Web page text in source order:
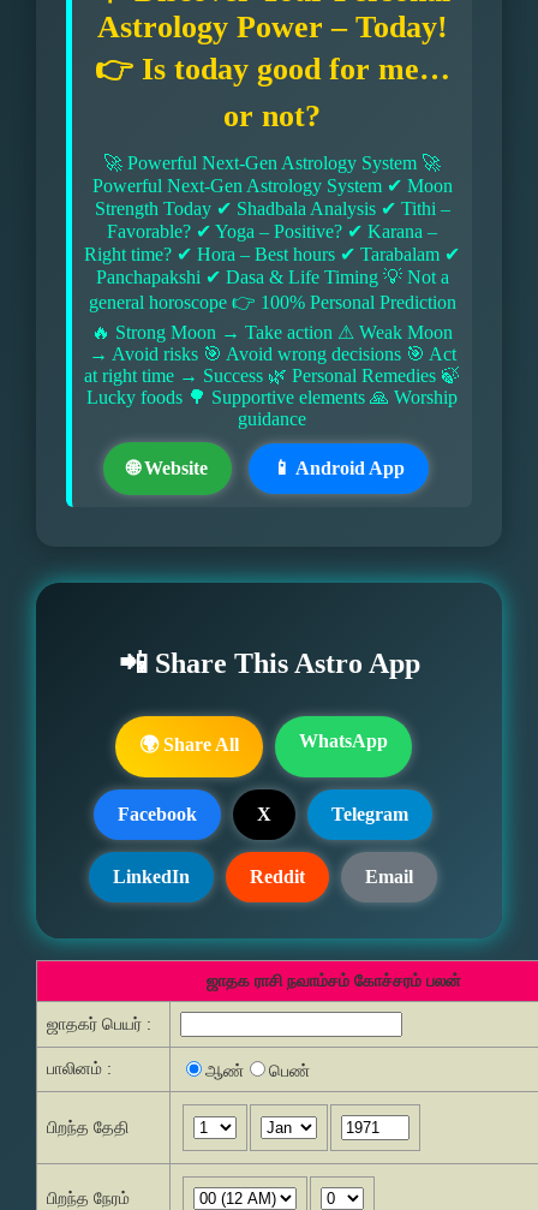
Astrology Power – Today!
👉 Is today good for me…
or not?
🚀 Powerful Next-Gen Astrology System 🚀
Powerful Next-Gen Astrology System ✔ Moon
Strength Today ✔ Shadbala Analysis ✔ Tithi –
Favorable? ✔ Yoga – Positive? ✔ Karana –
Right time? ✔ Hora – Best hours ✔ Tarabalam ✔
Panchapakshi ✔ Dasa & Life Timing 💡 Not a
general horoscope 👉 100% Personal Prediction
🔥 Strong Moon → Take action ⚠ Weak Moon
→ Avoid risks 🎯 Avoid wrong decisions 🎯 Act
at right time → Success 🌿 Personal Remedies 🍃
Lucky foods 🌳 Supportive elements 🙏 Worship
guidance
🌐 Website 📱 Android App
📲 Share This Astro App
🌍 Share All WhatsApp
Facebook X Telegram
LinkedIn Reddit Email
ஜாதக ராசி நவாம்சம் கோச்சரம் பலன்
ஜாதகர் பெயர் :
பாலினம் : ஆண் பெண்
பிறந்த தேதி
பிறந்த நேரம்